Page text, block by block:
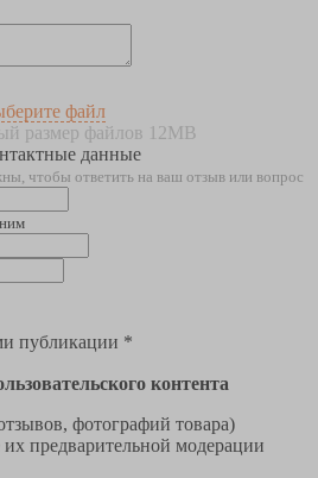
файл
размер файлов 12MB
данные
чтобы ответить на ваш отзыв или вопрос
публикации *
контента
фотографий товара)
их предварительной модерации